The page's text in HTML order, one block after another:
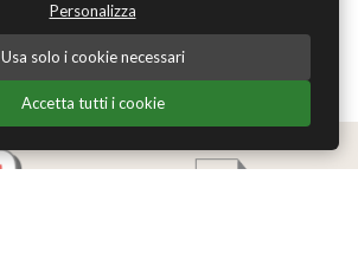
Personalizza
Usa solo i cookie necessari
Accetta tutti i cookie